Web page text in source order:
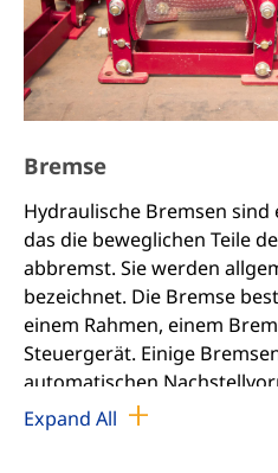
Bremse
Hydraulische Bremsen sind
das die beweglichen Teile
abbremst. Sie werden
bezeichnet. Die Bremse
einem Rahmen, einem
Steuergerät. Einige
automatischen
Bremsspiel ausgestattet.
Expand All